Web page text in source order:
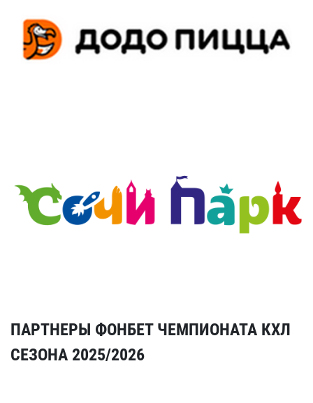
ПАРТНЕРЫ ФОНБЕТ ЧЕМПИОНАТА КХЛ
СЕЗОНА 2025/2026